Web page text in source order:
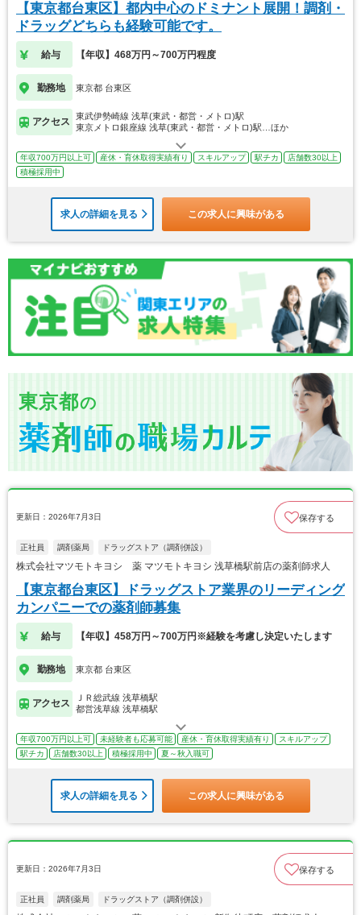
【東京都台東区】都内中心のドミナント展開！調剤・
ドラッグどちらも経験可能です。
給与 【年収】468万円～700万円程度
勤務地 東京都 台東区
アクセス
東武伊勢崎線 浅草(東武・都営・メトロ)駅
東京メトロ銀座線 浅草(東武・都営・メトロ)駅…ほか
年収700万円以上可 産休・育休取得実績有り スキルアップ 駅チカ
店舗数30以上
積極採用中
求人の詳細を見る この求人に興味がある
東京都の
更新日：2026年7月3日 保存する
正社員 調剤薬局 ドラッグストア（調剤併設）
株式会社マツモトキヨシ 薬 マツモトキヨシ 浅草橋駅前店の薬剤師求人
【東京都台東区】ドラッグストア業界のリーディング
カンパニーでの薬剤師募集
給与 【年収】458万円～700万円※経験を考慮し決定いたします
勤務地 東京都 台東区
アクセス
ＪＲ総武線 浅草橋駅
都営浅草線 浅草橋駅
年収700万円以上可 未経験者も応募可能 産休・育休取得実績有り
スキルアップ
駅チカ
店舗数30以上 積極採用中 夏～秋入職可
求人の詳細を見る この求人に興味がある
更新日：2026年7月3日 保存する
正社員 調剤薬局 ドラッグストア（調剤併設）